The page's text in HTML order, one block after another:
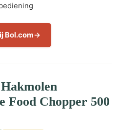
Bol.com
Food Chopper 500